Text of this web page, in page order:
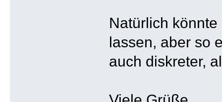
Natürlich
lassen, aber so
auch diskreter,